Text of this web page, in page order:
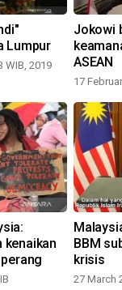
Lumpur
WIB, 2019
Jokowi
ASEAN
17
kenaikan
BBM
krisis
27 March